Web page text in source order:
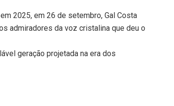
2025, em 26 de setembro, Gal Costa
admiradores da voz cristalina que deu o
geração projetada na era dos